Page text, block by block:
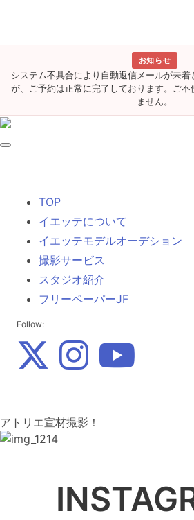
お知らせ
システム不具合により自動返信メールが未
が、ご予約は正常に完了しております。ご
ません。
TOP
イエッテについて
イエッテモデルオーデション
撮影サービス
スタジオ紹介
フリーペーパーJF
Follow:
アトリエ宣材撮影！